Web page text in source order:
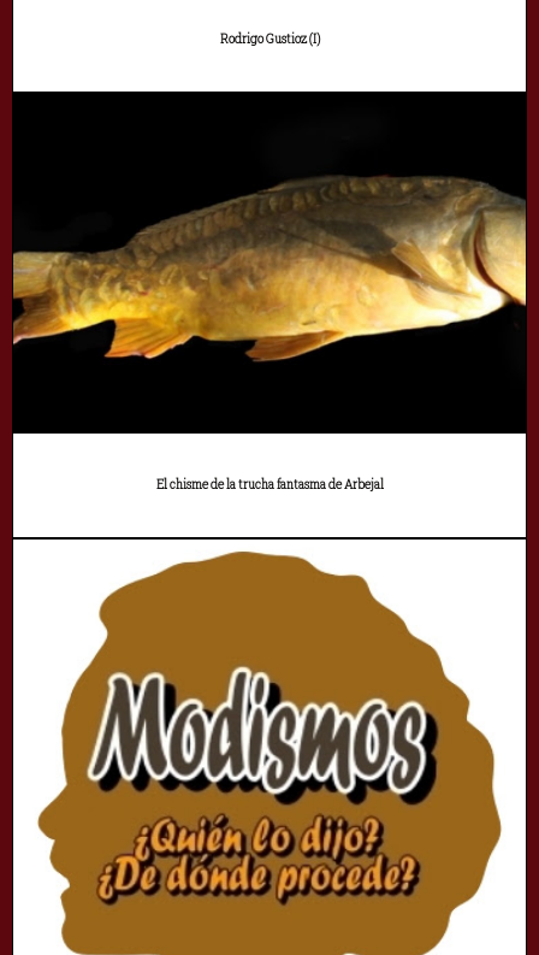
Rodrigo Gustioz (I)
El chisme de la trucha fantasma de Arbejal